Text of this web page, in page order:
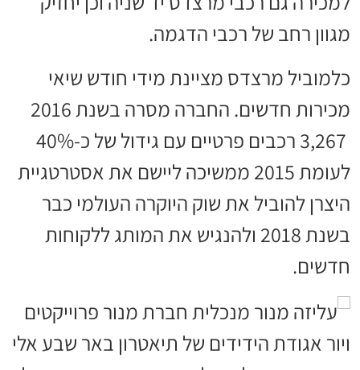
מגוון רחב של רכבי הדגמה.
כלמוביל מרצדס מציינת מידי חודש שיאי
מכירות חדשים. החברה מסרה בשנת 2016
3,267
לעומת 2015 ממשיכה ליישם את אסטרטגיית
היצרן להוביל את שוק היוקרה העולמי כבר
בשנת 2018 ולהנגיש את המותג ללקוחות
חדשים.